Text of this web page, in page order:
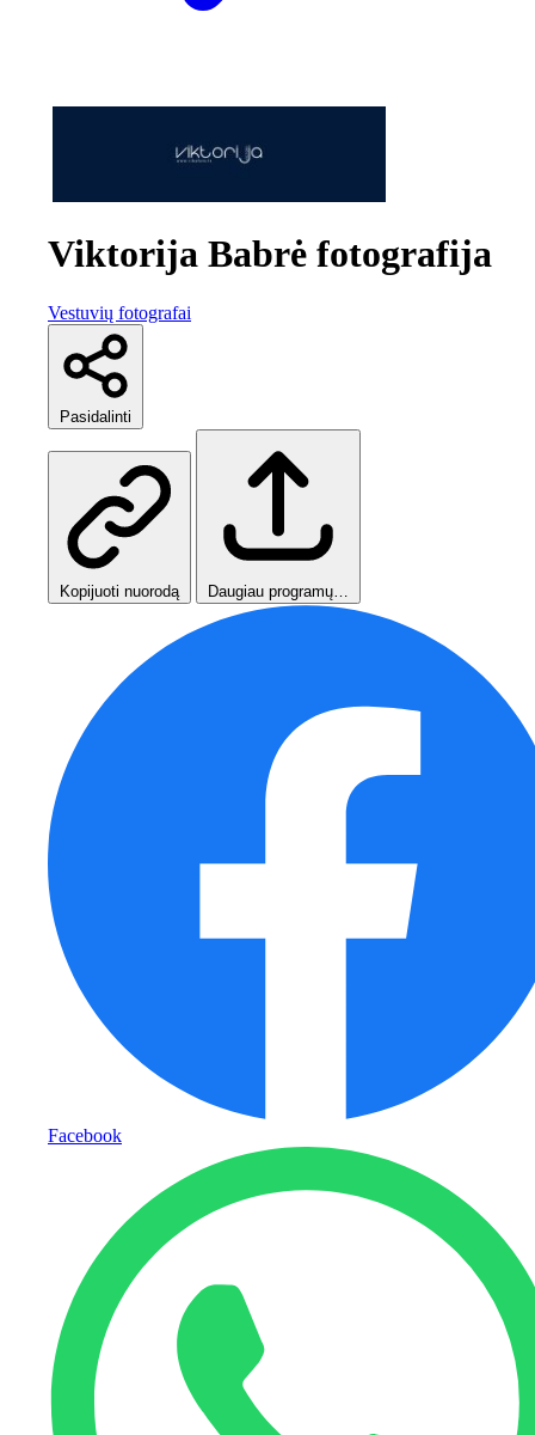
Viktorija Babrė fotografija
Vestuvių fotografai
Pasidalinti
Kopijuoti nuorodą Daugiau programų…
Facebook